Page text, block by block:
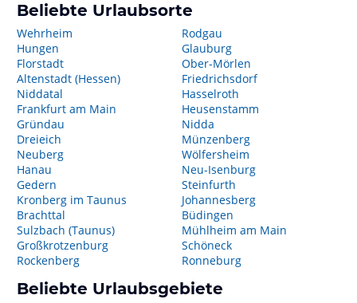
Beliebte Urlaubsorte
Wehrheim
Hungen
Florstadt
Altenstadt (Hessen)
Niddatal
Frankfurt am Main
Gründau
Dreieich
Neuberg
Hanau
Gedern
Kronberg im Taunus
Brachttal
Sulzbach (Taunus)
Großkrotzenburg
Rockenberg
Rodgau
Glauburg
Ober-Mörlen
Friedrichsdorf
Hasselroth
Heusenstamm
Nidda
Münzenberg
Wölfersheim
Neu-Isenburg
Steinfurth
Johannesberg
Büdingen
Mühlheim am Main
Schöneck
Ronneburg
Beliebte Urlaubsgebiete